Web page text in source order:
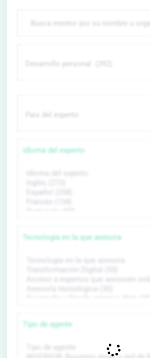
Idioma del experto
Tecnología en la que asesora
Tipo de agente